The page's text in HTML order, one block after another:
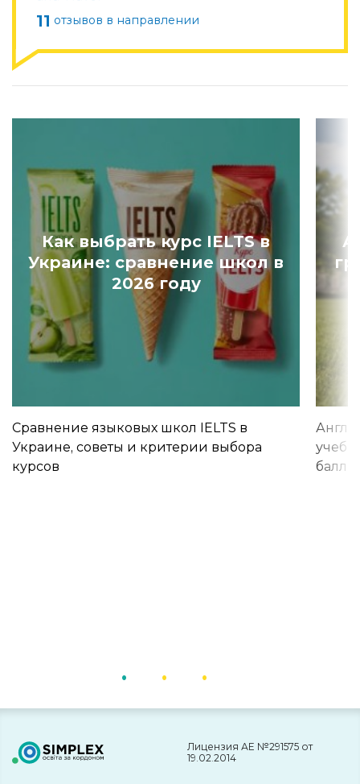
11 отзывов в направлении
Как выбрать курс IELTS в
Украине: сравнение школ в
2026 году
Сравнение языковых школ IELTS в
Украине, советы и критерии выбора
курсов
учебы
баллы
Лицензия АЕ №291575 от
19.02.2014